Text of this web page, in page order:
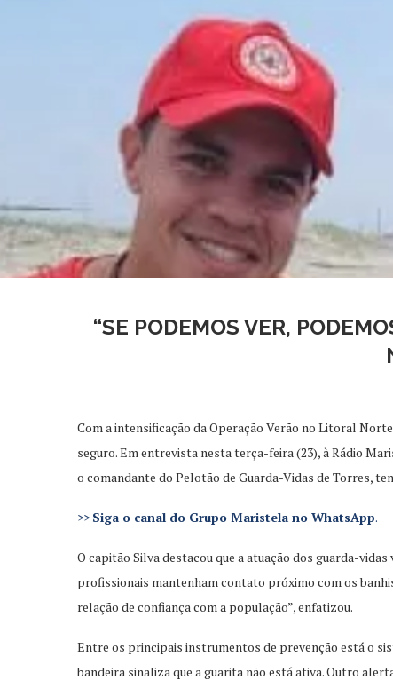
“SE PODEMOS VER,
Com a intensificação da Operação Verão no Litoral
seguro. Em entrevista nesta terça-feira (23), à Rádio
o comandante do Pelotão de Guarda-Vidas de Torres,
>> Siga o canal do Grupo Maristela no WhatsApp.
O capitão Silva destacou que a atuação dos guarda-
profissionais mantenham contato próximo com os
relação de confiança com a população”, enfatizou.
Entre os principais instrumentos de prevenção está o
bandeira sinaliza que a guarita não está ativa. Outro